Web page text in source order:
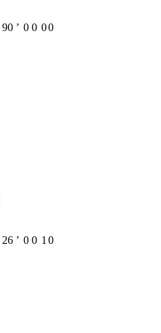
90 ʼ 0 0 00
26 ʼ 0 0 1 0